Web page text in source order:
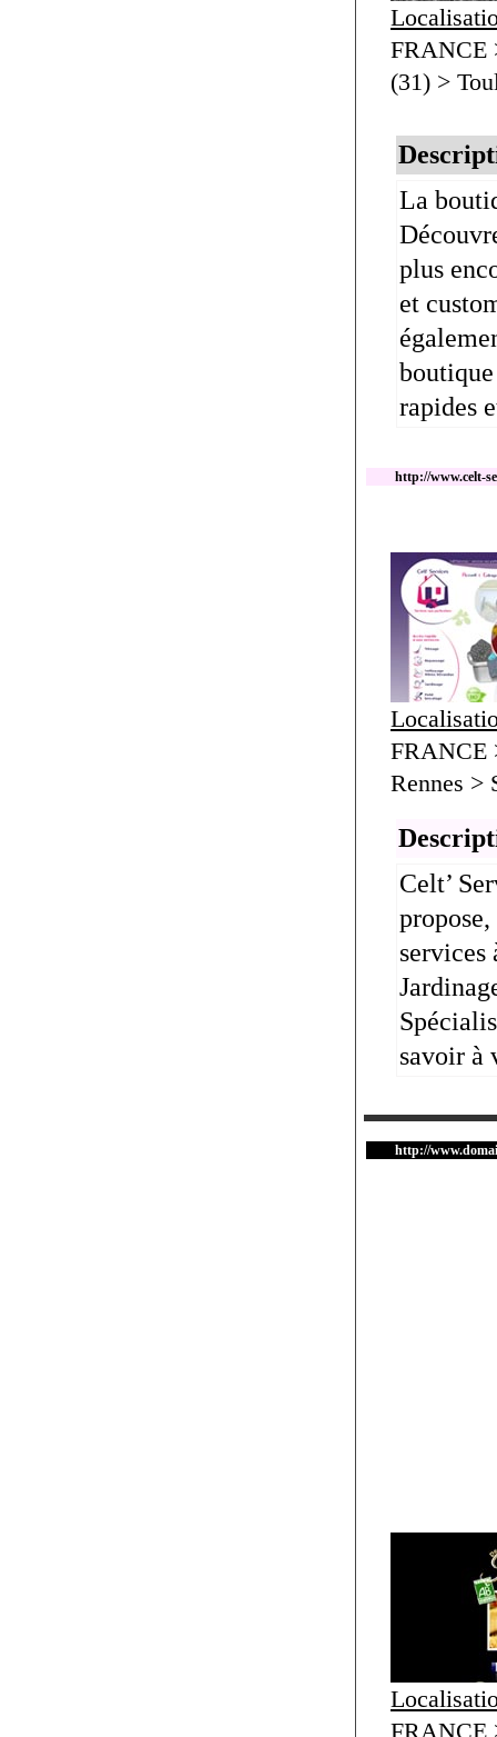
FRANCE
(31) >
La
plus
et
rapides
http://www.celt-
FRANCE
Rennes >
Celt’
services
savoir à
http://
FRANCE